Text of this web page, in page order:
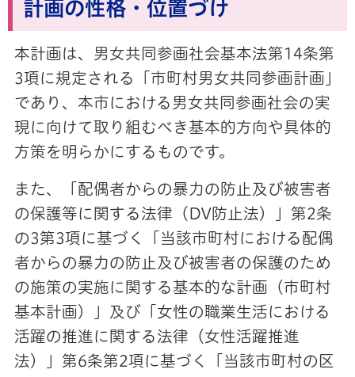
計画の性格・位置づけ
本計画は、男女共同参画社会基本法第14条第
3項に規定される「市町村男女共同参画計画」
であり、本市における男女共同参画社会の実
現に向けて取り組むべき基本的方向や具体的
方策を明らかにするものです。
また、「配偶者からの暴力の防止及び被害者
の保護等に関する法律（DV防止法）」第2条
の3第3項に基づく「当該市町村における配偶
者からの暴力の防止及び被害者の保護のため
の施策の実施に関する基本的な計画（市町村
基本計画）」及び「女性の職業生活における
活躍の推進に関する法律（女性活躍推進
法）」第6条第2項に基づく「当該市町村の区